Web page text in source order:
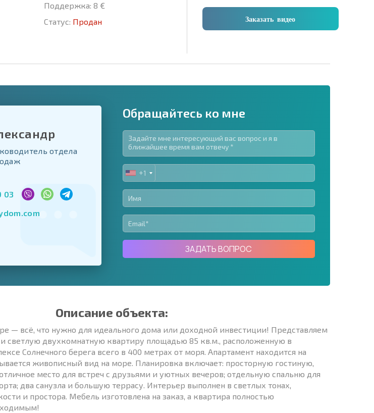
Поддержка: 8 €
Статус: Продан Заказать видео
Подписаться на рассылку | Нажимая кнопку, вы разрешаете
использование своих данных.
Отправить сообщение
отдела
03
Обращайтесь ко мне
UNITED
STATES
+1
+1
ЗАДАТЬ ВОПРОС
Описание объекта:
— всё, что нужно для идеального дома или доходной инвестиции! Представляем
двухкомнатную квартиру площадью 85 кв.м., расположенную в
Солнечного берега всего в 400 метрах от моря. Апартамент находится на
живописный вид на море. Планировка включает: просторную гостиную,
место для встреч с друзьями и уютных вечеров; отдельную спальню для
два санузла и большую террасу. Интерьер выполнен в светлых тонах,
и простора. Мебель изготовлена на заказ, а квартира полностью